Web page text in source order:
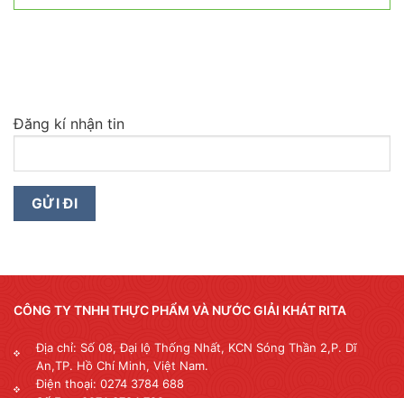
Đăng kí nhận tin
CÔNG TY TNHH THỰC PHẨM VÀ NƯỚC GIẢI KHÁT RITA
Địa chỉ: Số 08, Đại lộ Thống Nhất, KCN Sóng Thần 2,P. Dĩ
An,TP. Hồ Chí Minh, Việt Nam.
Điện thoại: 0274 3784 688